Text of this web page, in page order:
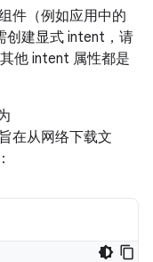
件（例如应用中的
创建显式 intent，请
他 intent 属性都是
在从网络下载文